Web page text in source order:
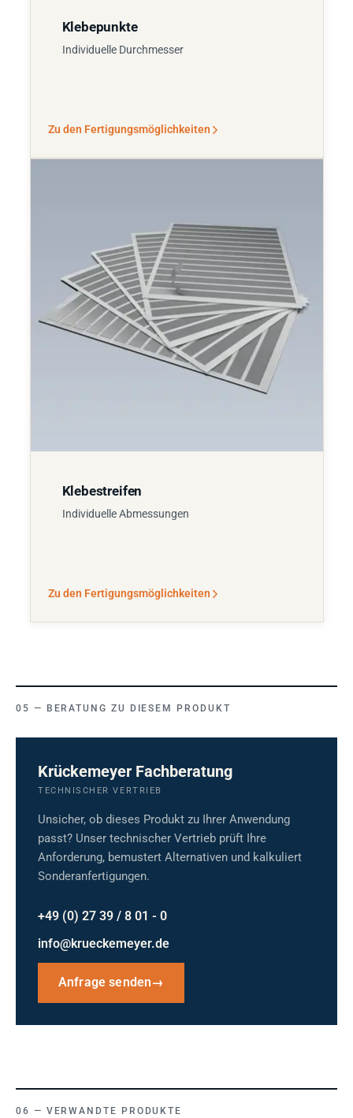
Klebepunkte
Individuelle Durchmesser
Zu den Fertigungsmöglichkeiten
Klebestreifen
Individuelle Abmessungen
Zu den Fertigungsmöglichkeiten
BERATUNG ZU DIESEM PRODUKT
Krückemeyer Fachberatung
TECHNISCHER VERTRIEB
Unsicher, ob dieses Produkt zu Ihrer Anwendung
passt? Unser technischer Vertrieb prüft Ihre
Anforderung, bemustert Alternativen und kalkuliert
Sonderanfertigungen.
+49 (0) 27 39 / 8 01 - 0
info@krueckemeyer.de
Anfrage senden→
VERWANDTE PRODUKTE